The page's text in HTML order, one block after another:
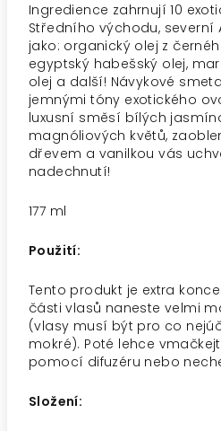
Ingredience zahrnují 10
Středního východu, severní
jako: organický olej z
egyptský habešský olej,
olej a další! Návykové
jemnými tóny exotického
luxusní směsí bílých
magnóliových květů,
dřevem a vanilkou vás
nadechnutí!
177 ml
Použití:
Tento produkt je extra
části vlasů naneste velmi
(vlasy musí být pro co
mokré). Poté lehce
pomocí difuzéru nebo
Složení: